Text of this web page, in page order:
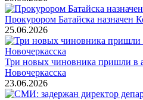
Прокурором Батайска назначен
25.06.2026
Три новых чиновника пришли в
Новочеркасска
23.06.2026